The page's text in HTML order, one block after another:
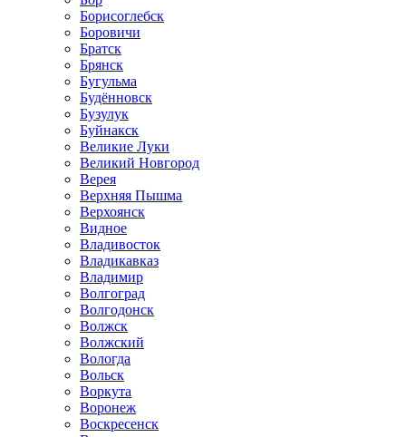
Борисоглебск
Боровичи
Братск
Брянск
Бугульма
Будённовск
Бузулук
Буйнакск
Великие Луки
Великий Новгород
Верея
Верхняя Пышма
Верхоянск
Видное
Владивосток
Владикавказ
Владимир
Волгоград
Волгодонск
Волжск
Волжский
Вологда
Вольск
Воркута
Воронеж
Воскресенск